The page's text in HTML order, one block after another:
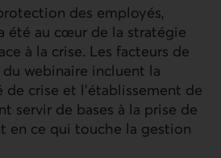
des employés,
été au cœur de la stratégie
à la crise. Les facteurs de
webinaire incluent la
de crise et l’établissement de
servir de bases à la prise de
en ce qui touche la gestion